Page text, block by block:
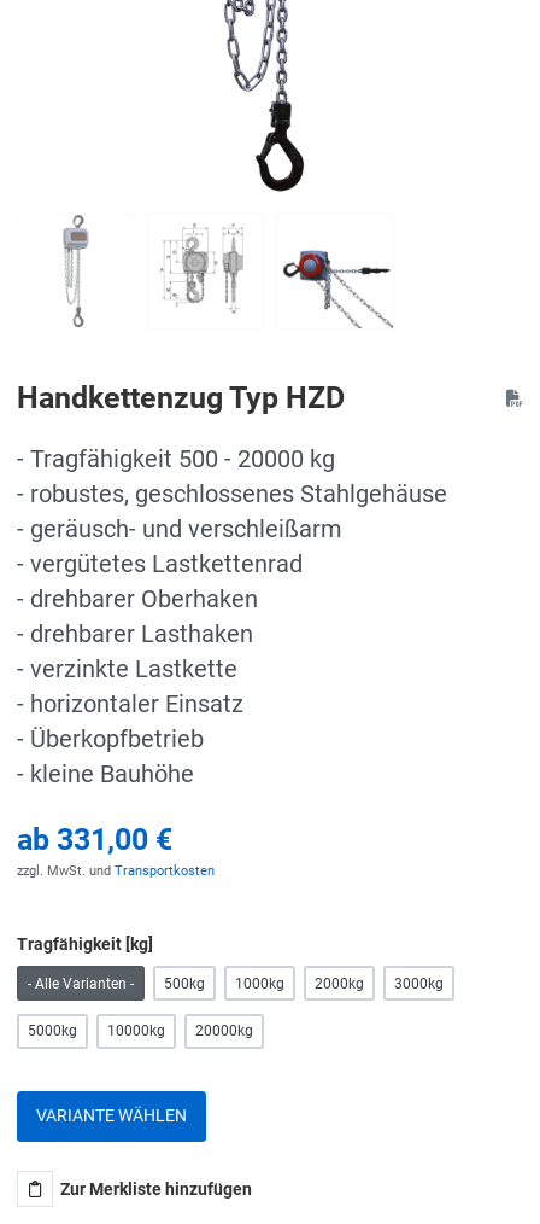
Handkettenzug Typ HZD
- Tragfähigkeit 500 - 20000 kg
- robustes, geschlossenes Stahlgehäuse
- geräusch- und verschleißarm
- vergütetes Lastkettenrad
- drehbarer Oberhaken
- drehbarer Lasthaken
- verzinkte Lastkette
- horizontaler Einsatz
- Überkopfbetrieb
- kleine Bauhöhe
ab 331,00 €
zzgl. MwSt. und Transportkosten
Tragfähigkeit [kg]
- Alle Varianten - 500kg 1000kg 2000kg 3000kg
5000kg 10000kg 20000kg
VARIANTE WÄHLEN
Zur Merkliste hinzufügen